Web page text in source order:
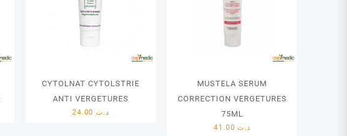
CYTOLNAT CYTOLSTRIE
ANTI VERGETURES
د.ت24.00
MUSTELA SERUM
CORRECTION VERGETURES
75ML
د.ت41.00